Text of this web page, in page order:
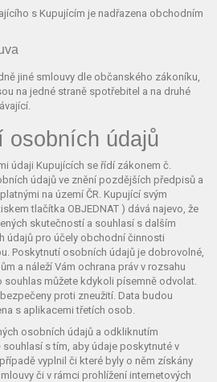
s Kupujícím je nadřazena obchodním
jiné smlouvy dle občanského zákoníku,
na jedné straně spotřebitel a na druhé
osobních údajů
údaji Kupujících se řídí zákonem č.
údajů ve znění pozdějších předpisů a
na území ČR. Kupující svým
tlačítka OBJEDNAT ) dává najevo, že
skutečností a souhlasí s dalším
údajů pro účely obchodní činnosti
Poskytnutí osobních údajů je dobrovolné,
a náleží Vám ochrana práv v rozsahu
souhlas můžete kdykoli písemně odvolat.
proti zneužití. Data budou
s aplikacemi třetích osob.
osobních údajů a odkliknutím
s tím, aby údaje poskytnuté v
vyplnil či které byly o něm získány
či v rámci prohlížení internetových